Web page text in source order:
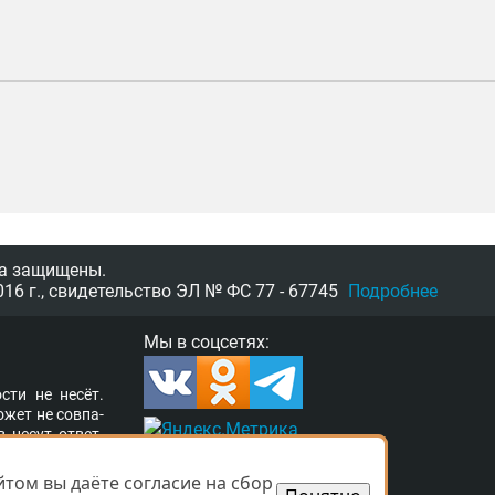
защищены.
г., свидетельство ЭЛ № ФС 77 - 67745 Подробнее
Мы в соцсетях:
не несёт.
не сов­па­
несут от­вет­
свя­зать­ся с
вы даёте согласие на сбор
вы даёте согласие на сбор